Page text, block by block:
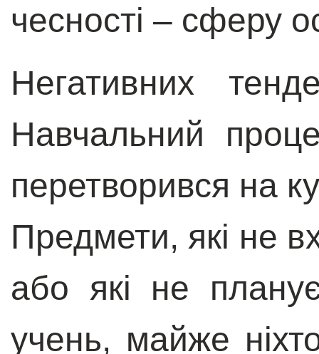
чесності – сферу
Негативних
Навчальний
перетворився на
Предмети, які не
або які не
учень, майже